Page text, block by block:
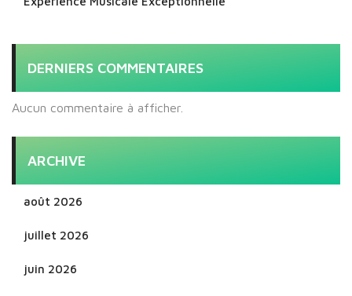
DERNIERS COMMENTAIRES
Aucun commentaire à afficher.
ARCHIVE
août 2026
juillet 2026
juin 2026